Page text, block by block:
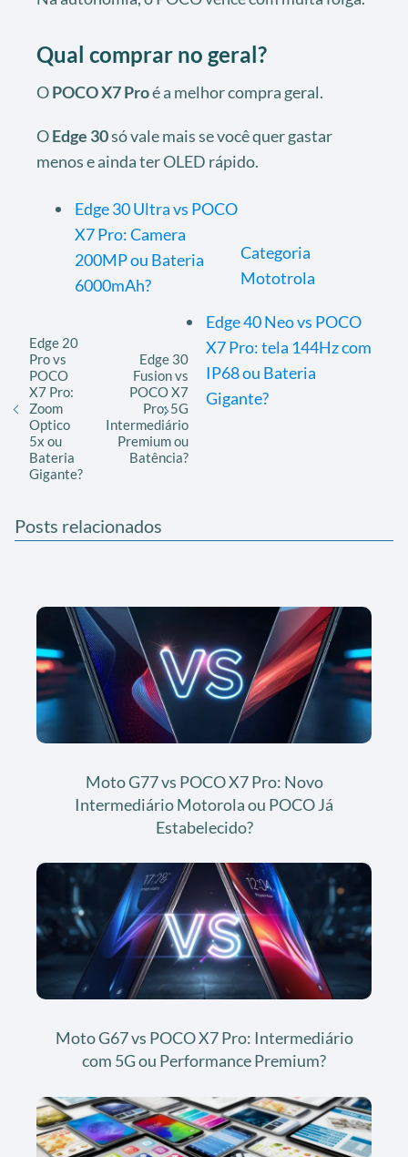
Qual comprar no geral?
OPOCO X7 Proé a melhor compra geral.
OEdge 30só vale mais se você quer gastar
menos e ainda ter OLED rápido.
Edge 30 Ultra vs POCO
X7 Pro: Camera
200MP ou Bateria
6000mAh?
Edge 40 Neo vs POCO
X7 Pro: tela 144Hz com
IP68 ou Bateria
Gigante?
Categoria
Mototrola
Edge 20
Pro vs
POCO
X7 Pro:
Zoom
Optico
5x ou
Bateria
Gigante?
Edge 30
Fusion vs
POCO X7
Pro: 5G
Intermediário
Premium ou
Batência?
Posts relacionados
Moto G77 vs POCO X7 Pro: Novo
Intermediário Motorola ou POCO Já
Estabelecido?
Moto G67 vs POCO X7 Pro: Intermediário
com 5G ou Performance Premium?